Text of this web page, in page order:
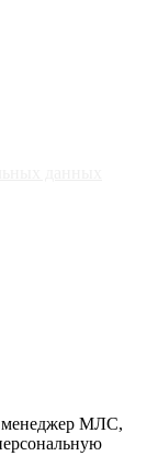
менеджер МЛС,